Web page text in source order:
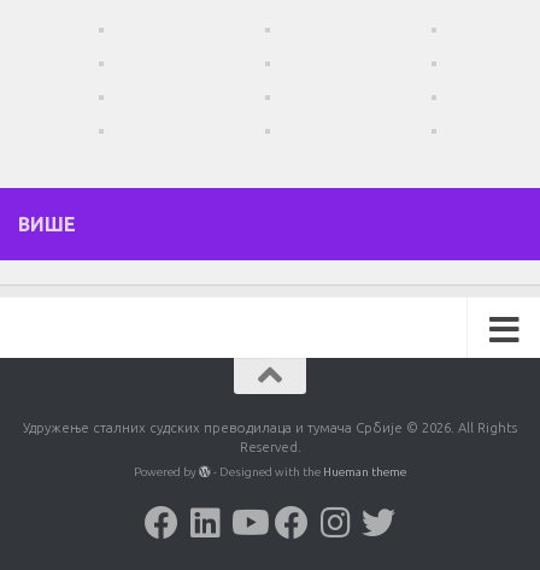
ВИШЕ
Удружење сталних судских преводилаца и тумача Србије © 2026. All Rights
Reserved.
Powered by - Designed with the Hueman theme